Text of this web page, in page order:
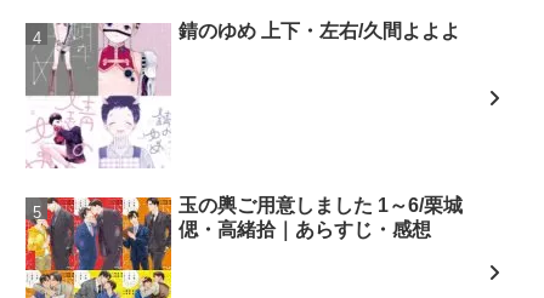
錆のゆめ 上下・左右/久間よよよ
玉の輿ご用意しました 1～6/栗城
偲・高緒拾｜あらすじ・感想